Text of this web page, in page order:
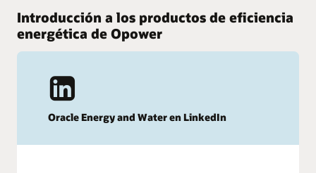
Introducción a los productos de eficiencia
energética de Opower
Oracle Energy and Water en LinkedIn